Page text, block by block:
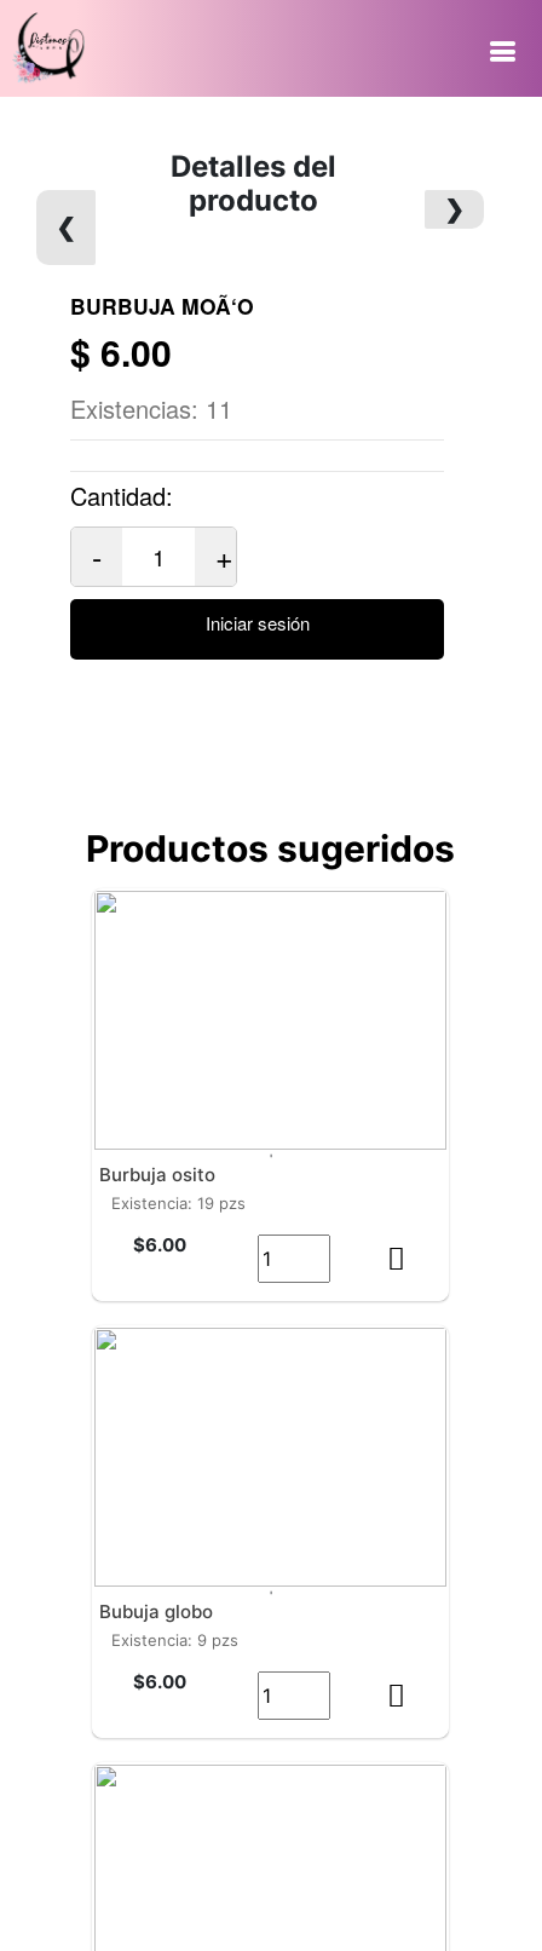
Detalles del
producto
❮
❯
BURBUJA MOÃ‘O
$ 6.00
Existencias: 11
Cantidad:
- +
Iniciar sesión
Productos sugeridos
'
burbuja osito
existencia: 19 pzs
$6.00
'
bubuja globo
existencia: 9 pzs
$6.00